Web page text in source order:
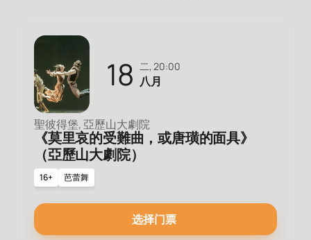
18 二, 20:00
八月
聖彼得堡, 亞歷山大劇院
《莫里哀的受難曲，或唐璜的面具》
（亞歷山大劇院）
16+ 芭蕾舞
选择门票